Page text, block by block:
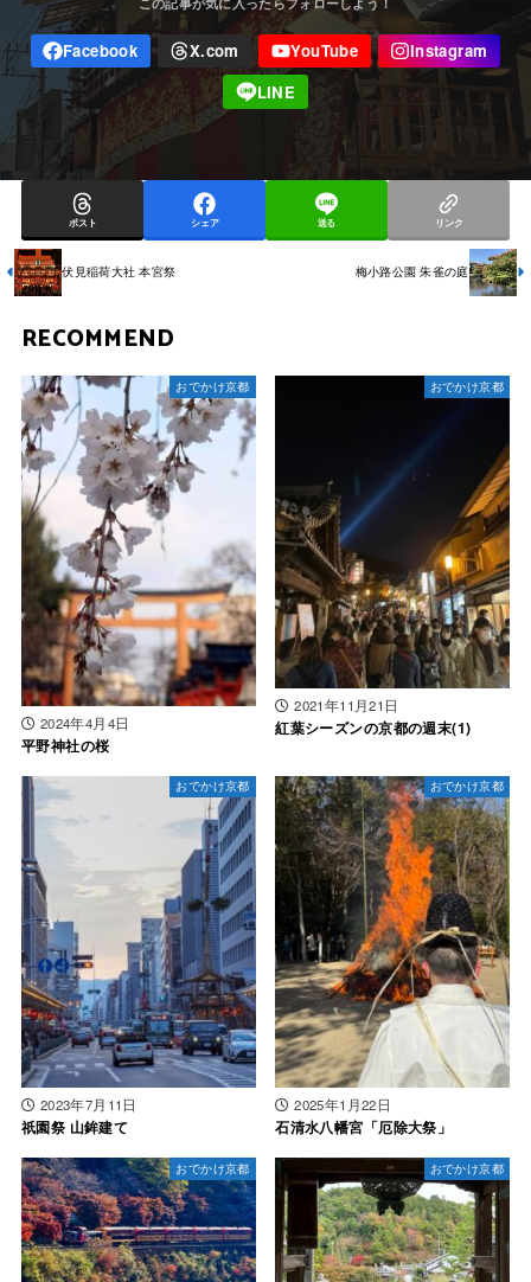
ポスト シェア 送る リンク
伏見稲荷大社 本宮祭 梅小路公園 朱雀の庭
RECOMMEND
おでかけ京都
2024年4月4日
平野神社の桜
おでかけ京都
2021年11月21日
紅葉シーズンの京都の週末(1)
おでかけ京都
2023年7月11日
祇園祭 山鉾建て
おでかけ京都
2025年1月22日
石清水八幡宮「厄除大祭」
おでかけ京都 おでかけ京都